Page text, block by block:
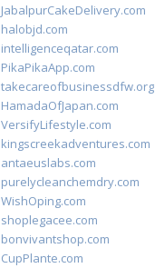
JabalpurCakeDelivery.com
halobjd.com
intelligenceqatar.com
PikaPikaApp.com
takecareofbusinessdfw.org
HamadaOfJapan.com
VersifyLifestyle.com
kingscreekadventures.com
antaeuslabs.com
purelycleanchemdry.com
WishOping.com
shoplegacee.com
bonvivantshop.com
CupPlante.com